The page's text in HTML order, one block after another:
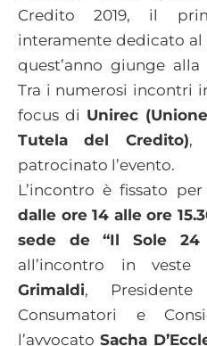
Credito 2019, il
interamente dedicato
quest’anno giunge
Tra i numerosi incontri
focus di Unirec
Tutela del Credito),
patrocinato l’evento.
L’incontro è fissato
dalle ore 14 alle ore
sede de “Il Sole 24
all’incontro in
Grimaldi,
Consumatori e
l’avvocatoSacha